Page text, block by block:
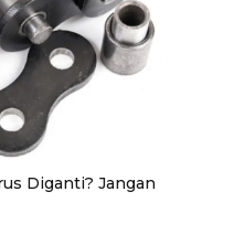
Diganti? Jangan